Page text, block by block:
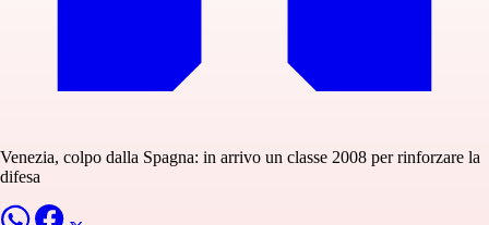
Venezia, colpo dalla Spagna: in arrivo un classe 2008 per rinforzare la
difesa